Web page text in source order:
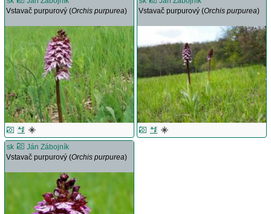
Vstavač purpurový (Orchis purpurea)
Vstavač purpurový (Orchis purpurea)
sk
Ján Zábojník
Vstavač purpurový (Orchis purpurea)